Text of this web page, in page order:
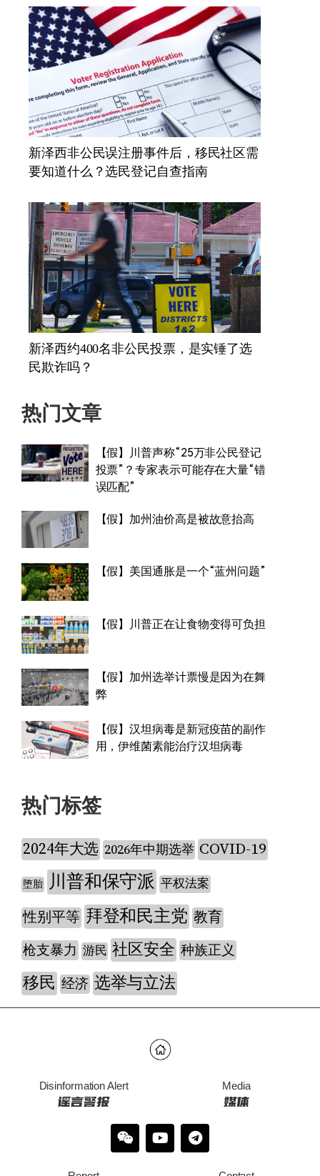
新泽西非公民误注册事件后，移民社区需
要知道什么？选民登记自查指南
新泽西约400名非公民投票，是实锤了选
民欺诈吗？
热门文章
【假】川普声称“25万非公民登记
投票”？专家表示可能存在大量“错
误匹配”
【假】加州油价高是被故意抬高
【假】美国通胀是一个“蓝州问题”
【假】川普正在让食物变得可负担
【假】加州选举计票慢是因为在舞
弊
【假】汉坦病毒是新冠疫苗的副作
用，伊维菌素能治疗汉坦病毒
热门标签
2024年大选 2026年中期选举 COVID-19
堕胎 川普和保守派 平权法案
性别平等 拜登和民主党 教育
枪支暴力 游民 社区安全 种族正义
移民 经济 选举与立法
Disinformation Alert
谣言警报
Media
媒体